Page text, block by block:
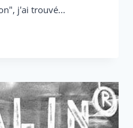
j'ai trouvé...